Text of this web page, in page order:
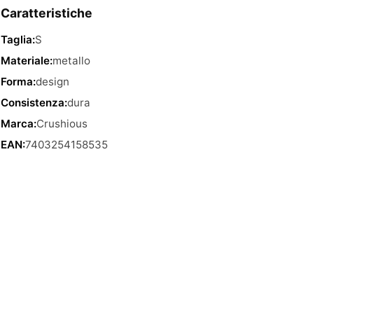
Caratteristiche
Taglia:S
Materiale:metallo
Forma:design
Consistenza:dura
Marca:Crushious
EAN:7403254158535